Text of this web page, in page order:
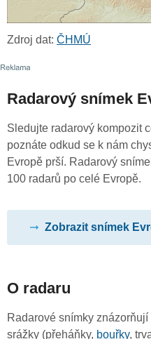
Zdroj dat: ČHMÚ
Radarový snímek
Sledujte radarový kompozit
poznáte odkud se k nám
Evropě prší. Radarový
100 radarů po celé Evropě.
Zobrazit snímek
O radaru
Radarové snímky
srážky (přeháňky, bouřky,